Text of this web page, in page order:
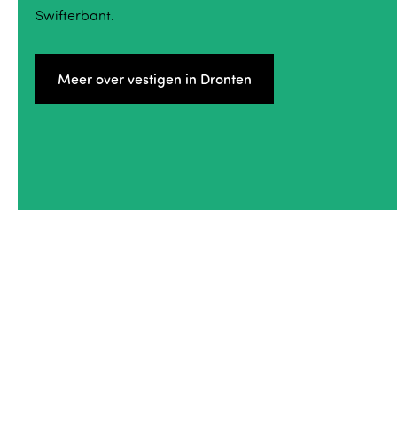
Swifterbant.
Meer over vestigen in Dronten